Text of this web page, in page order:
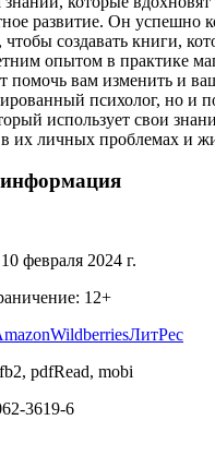
развитие. Он успешно
создавать книги,
опытом в практике
помочь вам изменить и
психолог, но и
использует свои
их личных проблемах и
10 февраля 2024 г.
12+
WildberriesЛитРес
pdfRead, mobi
3619-6